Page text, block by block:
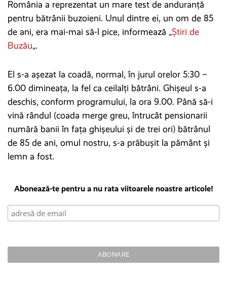
România a reprezentat un mare test de anduranță
pentru bătrânii buzoieni. Unul dintre ei, un om de 85
de ani, era mai-mai să-l pice, informează „Știri de
Buzău„.
El s-a așezat la coadă, normal, în jurul orelor 5:30 –
6.00 dimineața, la fel ca ceilalți bătrâni. Ghișeul s-a
deschis, conform programului, la ora 9.00. Până să-i
vină rândul (coada merge greu, întrucât pensionarii
numără banii în fața ghișeului și de trei ori) bătrânul
de 85 de ani, omul nostru, s-a prăbușit la pământ și
lemn a fost.
Abonează-te pentru a nu rata viitoarele noastre articole!